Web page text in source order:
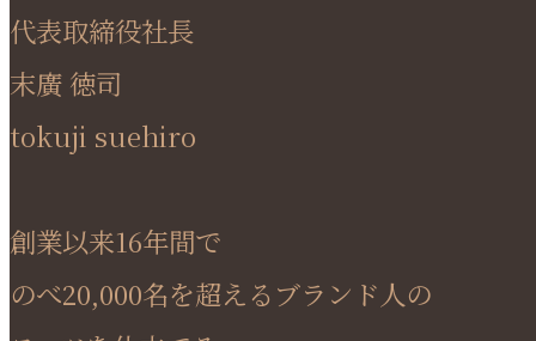
代表取締役社長
末廣 徳司
tokuji suehiro
創業以来16年間で
のべ20,000名を超えるブランド人の